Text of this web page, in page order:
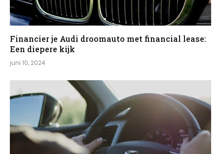
Financier je Audi droomauto met financial lease:
Een diepere kijk
juni 10, 2024